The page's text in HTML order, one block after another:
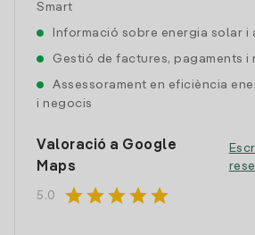
Smart
Informació sobre energia solar i
Gestió de factures, pagaments i
Assessorament en eficiència
i negocis
Valoració a Google
Maps
5.0 starstarstarstarstar